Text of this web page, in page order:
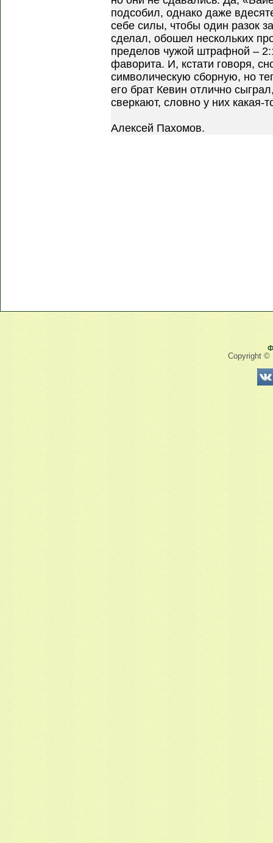
подсобил, однако даже
себе силы, чтобы один разок
сделал, обошел нескольких
пределов чужой штрафной –
фаворита. И, кстати говоря,
символическую сборную, но
его брат Кевин отлично
сверкают, словно у них какая-
Алексей Пахомов.
Copyright ©